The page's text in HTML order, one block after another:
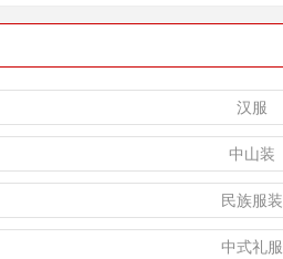
汉服
中山装
民族服装
中式礼服